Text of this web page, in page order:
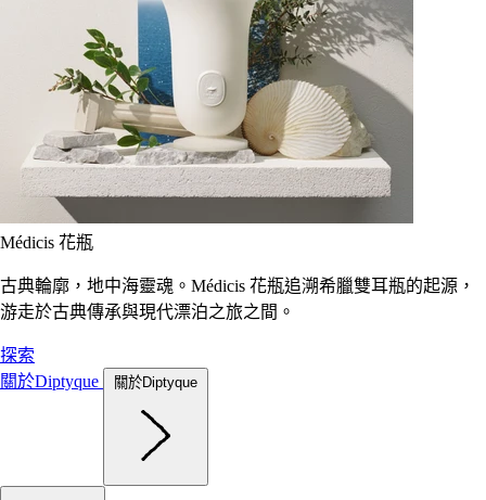
Médicis 花瓶
古典輪廓，地中海靈魂。Médicis 花瓶追溯希臘雙耳瓶的起源，
游走於古典傳承與現代漂泊之旅之間。
探索
關於Diptyque
關於Diptyque